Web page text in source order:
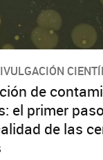
de
el primer
de las